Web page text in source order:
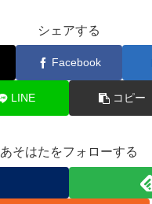
シェアする
Facebook
LINE コピー
あそはたをフォローする